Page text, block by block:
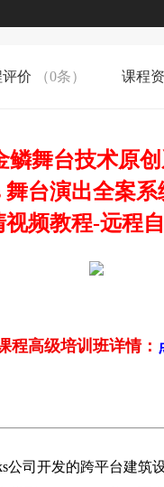
价 （0条） 课程
鳞舞台技术原创
舞台演出全案
视频教程-远程
程高级培训班详情：
公司开发的跨平台建